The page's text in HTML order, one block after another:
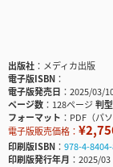
出版社
メディカ出版
電子版ISBN
電子版発売日
2025/03/
ページ数
128ページ判型
フォーマット
PDF（パ
電子版販売価格：
印刷版ISBN
978-4-
印刷版発行年月
2025/03